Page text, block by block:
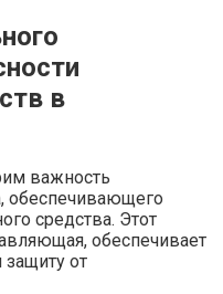
в
важность
обеспечивающего
средства. Этот
обеспечивает
от